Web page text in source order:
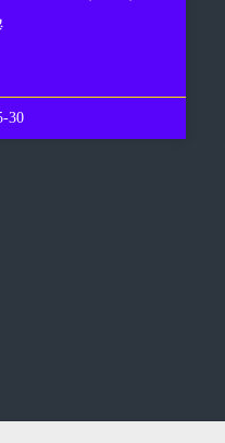
30